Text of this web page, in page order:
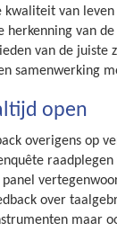
kwaliteit van leven
van
van de juiste
samenwerking
open
overigens op
over
maar